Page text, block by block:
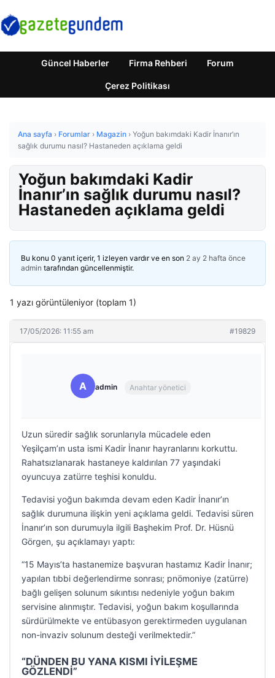
Güncel Haberler Firma Rehberi Forum
Çerez Politikası
Ana sayfa › Forumlar › Magazin › Yoğun bakımdaki Kadir İnanır’ın
sağlık durumu nasıl? Hastaneden açıklama geldi
Yoğun bakımdaki Kadir
İnanır’ın sağlık durumu nasıl?
Hastaneden açıklama geldi
Bu konu 0 yanıt içerir, 1 izleyen vardır ve en son 2 ay 2 hafta önce
admin tarafından güncellenmiştir.
1 yazı görüntüleniyor (toplam 1)
17/05/2026: 11:55 am #19829
A admin Anahtar yönetici
Uzun süredir sağlık sorunlarıyla mücadele eden
Yeşilçam’ın usta ismi Kadir İnanır hayranlarını korkuttu.
Rahatsızlanarak hastaneye kaldırılan 77 yaşındaki
oyuncuya zatürre teşhisi konuldu.
Tedavisi yoğun bakımda devam eden Kadir İnanır’ın
sağlık durumuna ilişkin yeni açıklama geldi. Tedavisi süren
İnanır’ın son durumuyla ilgili Başhekim Prof. Dr. Hüsnü
Görgen, şu açıklamayı yaptı:
“15 Mayıs’ta hastanemize başvuran hastamız Kadir İnanır;
yapılan tıbbi değerlendirme sonrası; pnömoniye (zatürre)
bağlı gelişen solunum sıkıntısı nedeniyle yoğun bakım
servisine alınmıştır. Tedavisi, yoğun bakım koşullarında
sürdürülmekte ve entübasyon gerektirmeden uygulanan
non-invaziv solunum desteği verilmektedir.”
“DÜNDEN BU YANA KISMI İYİLEŞME
GÖZLENDİ”